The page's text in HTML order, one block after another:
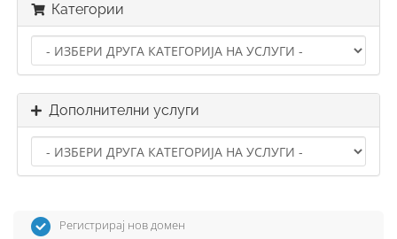
Категории
Дополнителни услуги
Регистрирај нов домен